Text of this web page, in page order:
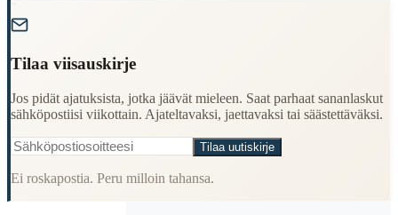
Tilaa viisauskirje
Jos pidät ajatuksista, jotka jäävät mieleen. Saat parhaat sananlaskut
sähköpostiisi viikottain. Ajateltavaksi, jaettavaksi tai säästettäväksi.
Tilaa uutiskirje
Ei roskapostia. Peru milloin tahansa.